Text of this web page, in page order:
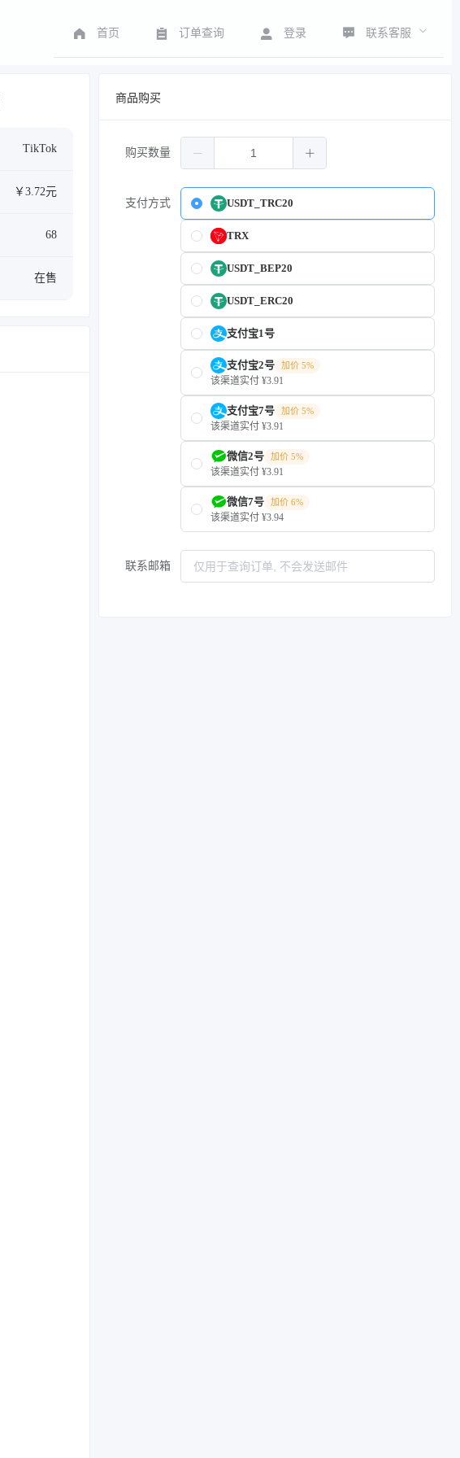
首页 订单查询 登录 联系客服
TikTok
￥3.72元
68
在售
商品购买
购买数量
支付方式 USDT_TRC20
TRX
USDT_BEP20
USDT_ERC20
支付宝1号
支付宝2号 加价 5%
该渠道实付 ¥3.91
支付宝7号 加价 5%
该渠道实付 ¥3.91
微信2号 加价 5%
该渠道实付 ¥3.91
微信7号 加价 6%
该渠道实付 ¥3.94
联系邮箱